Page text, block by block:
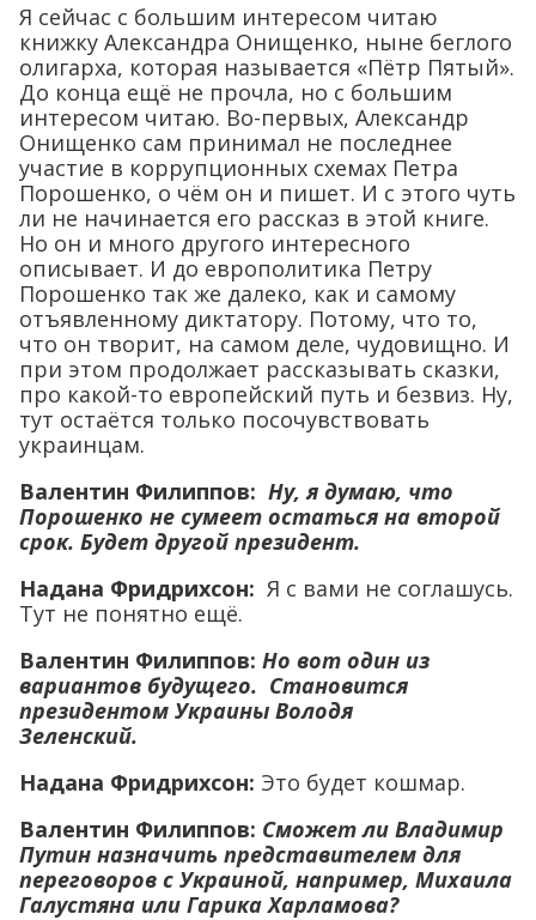
Я сейчас с большим интересом читаю
книжку Александра Онищенко, ныне беглого
олигарха, которая называется «Пётр Пятый».
До конца ещё не прочла, но с большим
интересом читаю. Во-первых, Александр
Онищенко сам принимал не последнее
участие в коррупционных схемах Петра
Порошенко, о чём он и пишет. И с этого чуть
ли не начинается его рассказ в этой книге.
Но он и много другого интересного
описывает. И до европолитика Петру
Порошенко так же далеко, как и самому
отъявленному диктатору. Потому, что то,
что он творит, на самом деле, чудовищно. И
при этом продолжает рассказывать сказки,
про какой-то европейский путь и безвиз. Ну,
тут остаётся только посочувствовать
украинцам.
Валентин Филиппов: Ну, я думаю, что
Порошенко не сумеет остаться на второй
срок. Будет другой президент.
Надана Фридрихсон: Я с вами не соглашусь.
Тут не понятно ещё.
Валентин Филиппов: Но вот один из
вариантов будущего. Становится
президентом Украины Володя
Зеленский.
Надана Фридрихсон: Это будет кошмар.
Валентин Филиппов: Сможет ли Владимир
Путин назначить представителем для
переговоров с Украиной, например, Михаила
Галустяна или Гарика Харламова?